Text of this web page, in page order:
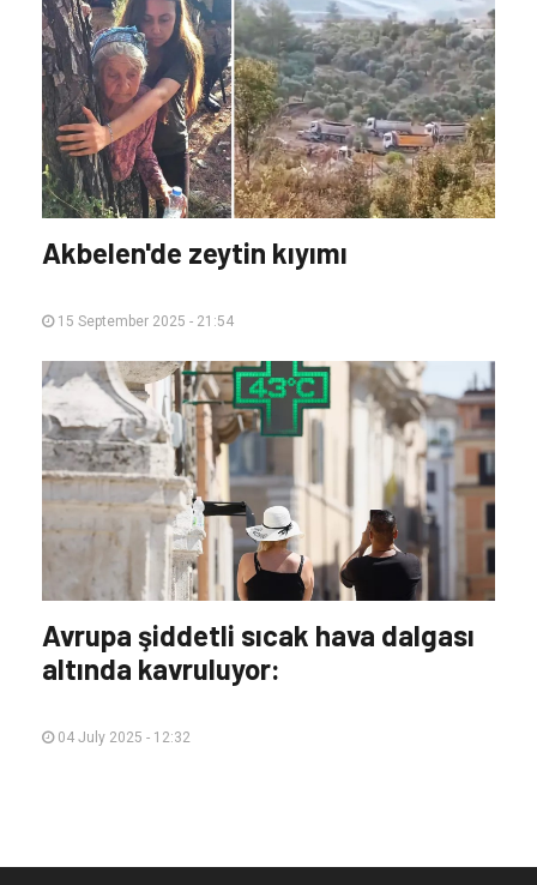
Akbelen'de zeytin kıyımı
15 September 2025 - 21:54
Avrupa şiddetli sıcak hava dalgası
altında kavruluyor:
04 July 2025 - 12:32